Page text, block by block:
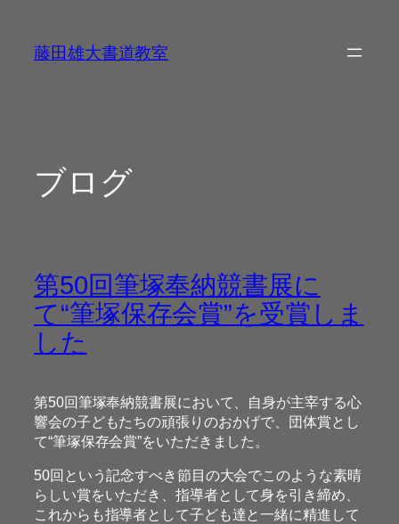
藤田雄大書道教室
ブログ
第50回筆塚奉納競書展に
て“筆塚保存会賞”を受賞しま
した
第50回筆塚奉納競書展において、自身が主宰する心
響会の子どもたちの頑張りのおかげで、団体賞とし
て“筆塚保存会賞”をいただきました。
50回という記念すべき節目の大会でこのような素晴
らしい賞をいただき、指導者として身を引き締め、
これからも指導者として子ども達と一緒に精進して